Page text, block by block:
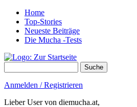
Home
Top-Stories
Neueste Beiträge
Die Mucha -Tests
Anmelden / Registrieren
Lieber User von diemucha.at,